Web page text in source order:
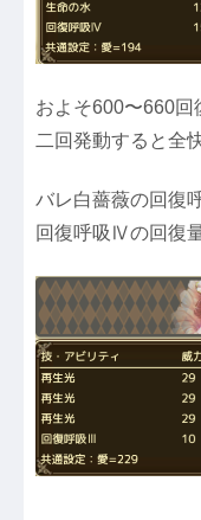
およそ600〜660回
二回発動すると全
バレ白薔薇の回復
回復呼吸Ⅳの回復